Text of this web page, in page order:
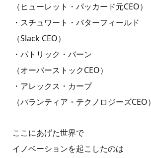
（ヒューレット・パッカード元CEO）
・スチュワート・バターフィールド
（Slack CEO）
・パトリック・バーン
（オーバーストックCEO）
・アレックス・カープ
（パランティア・テクノロジーズCEO）
ここにあげた世界で
イノベーションを起こしたのは